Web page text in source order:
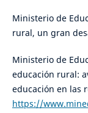
Ministerio de
rural, un gran
Ministerio de
educación rural:
educación en las
https://